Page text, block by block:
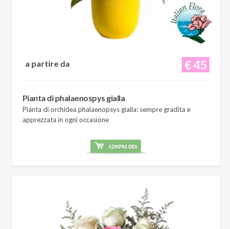
€ 45
a partire da
Pianta di phalaenospys gialla
Pianta di orchidea phalaenopsys gialla: sempre gradita e
apprezzata in ogni occasione